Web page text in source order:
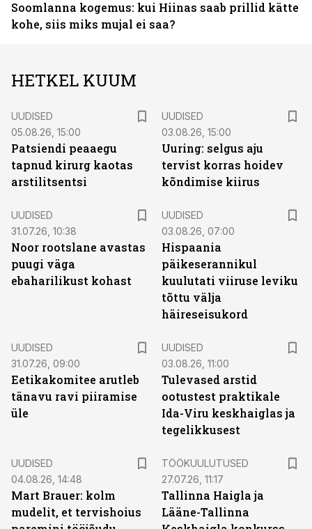
Soomlanna kogemus: kui Hiinas saab prillid kätte
kohe, siis miks mujal ei saa?
HETKEL KUUM
UUDISED
05.08.26, 15:00
Patsiendi peaaegu
tapnud kirurg kaotas
arstilitsentsi
UUDISED
03.08.26, 15:00
Uuring: selgus aju
tervist korras hoidev
kõndimise kiirus
UUDISED
31.07.26, 10:38
Noor rootslane avastas
puugi väga
ebaharilikust kohast
UUDISED
03.08.26, 07:00
Hispaania
päikeserannikul
kuulutati viiruse leviku
tõttu välja
häireseisukord
UUDISED
31.07.26, 09:00
Eetikakomitee arutleb
tänavu ravi piiramise
üle
UUDISED
03.08.26, 11:00
Tulevased arstid
ootustest praktikale
Ida-Viru keskhaiglas ja
tegelikkusest
UUDISED
04.08.26, 14:48
Mart Brauer: kolm
mudelit, et tervishoius
TÖÖKUULUTUSED
27.07.26, 11:17
Tallinna Haigla ja
Lääne-Tallinna